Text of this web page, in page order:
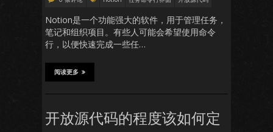
Notion是一个功能强大的软件，用于管理任务，
笔记和组织项目。有些人可能会希望使用命令
行，以便快速完成一些任…
阅读更多
开放源代码的程度该如何定